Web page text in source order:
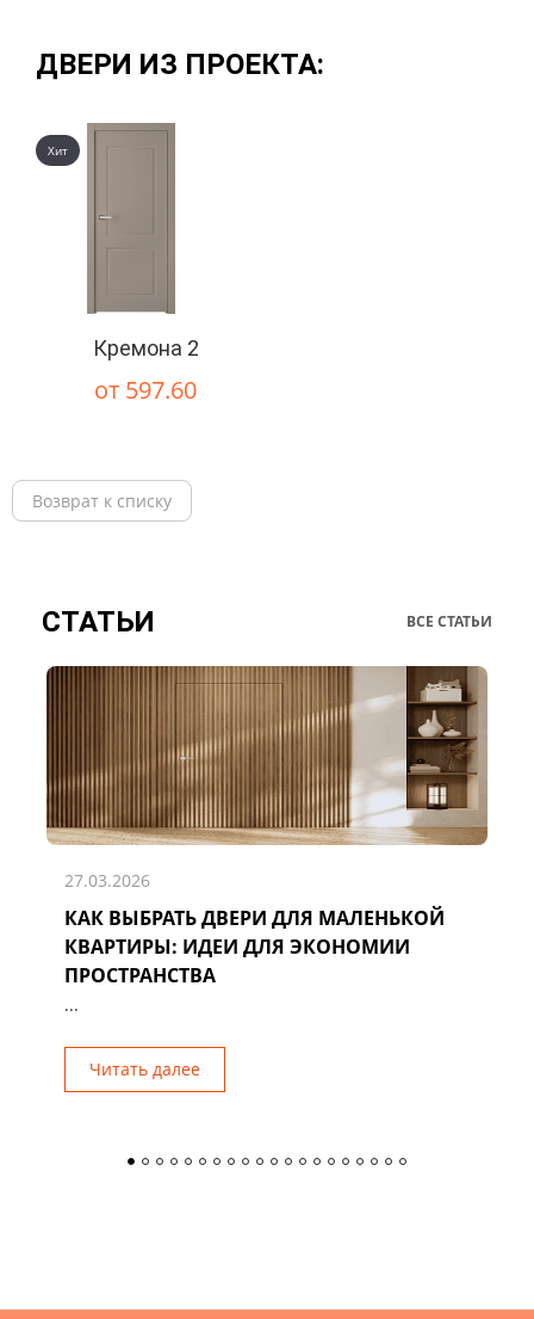
ДВЕРИ ИЗ ПРОЕКТА:
Кремона 2
от 597.60
Хит
Возврат к списку
СТАТЬИ ВСЕ СТАТЬИ
27.03.2026
КАК ВЫБРАТЬ ДВЕРИ ДЛЯ МАЛЕНЬКОЙ
КВАРТИРЫ: ИДЕИ ДЛЯ ЭКОНОМИИ
ПРОСТРАНСТВА
...
Читать далее